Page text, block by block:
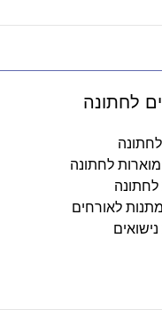
לחתונה
מוארות לחתונה
לחתונה
לאורחים